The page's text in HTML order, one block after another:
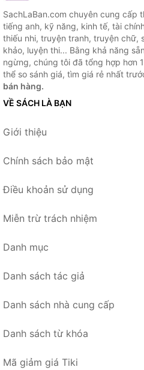
SachLaBan.com chuyên cung cấp
tiếng anh, kỹ năng, kinh tế, tài
thiếu nhi, truyện tranh, truyện chữ,
khảo, luyện thi... Bằng khả năng
ngừng, chúng tôi đã tổng hợp hơn
thể so sánh giá, tìm giá rẻ nhất
bán hàng.
VỀ SÁCH LÀ BẠN
Giới thiệu
Chính sách bảo mật
Điều khoản sử dụng
Miễn trừ trách nhiệm
Danh mục
Danh sách tác giả
Danh sách nhà cung cấp
Danh sách từ khóa
Mã giảm giá Tiki